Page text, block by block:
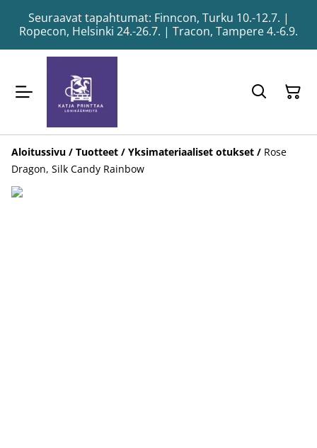
Seuraavat tapahtumat: Finncon, Turku 10.-12.7. |
Ropecon, Helsinki 24.-26.7. | Tracon, Tampere 4.-6.9.
Aloitussivu / Tuotteet / Yksimateriaaliset otukset / Rose
Dragon, Silk Candy Rainbow